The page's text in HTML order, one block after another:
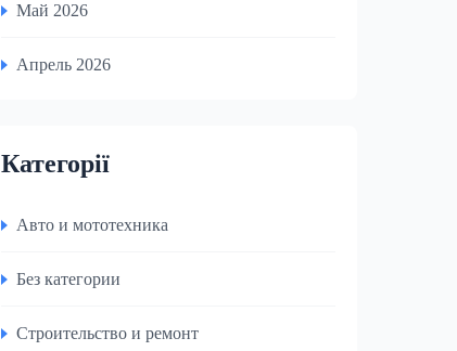
Май 2026
Апрель 2026
Категорії
Авто и мототехника
Без категории
Строительство и ремонт